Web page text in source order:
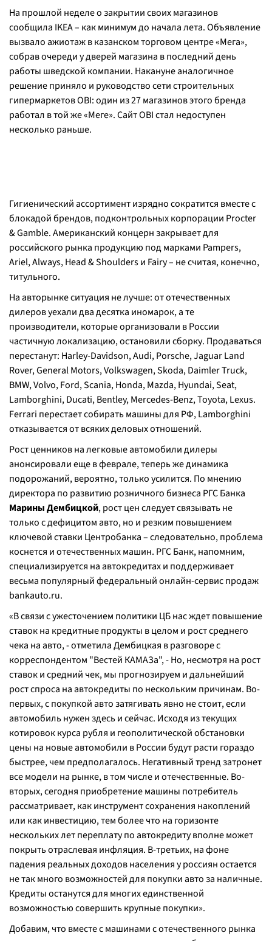
На прошлой неделе о закрытии своих магазинов
сообщила IKEA – как минимум до начала лета. Объявление
вызвало ажиотаж в казанском торговом центре «Мега»,
собрав очереди у дверей магазина в последний день
работы шведской компании. Накануне аналогичное
решение приняло и руководство сети строительных
гипермаркетов OBI: один из 27 магазинов этого бренда
работал в той же «Меге». Сайт OBI стал недоступен
несколько раньше.
Гигиенический ассортимент изрядно сократится вместе с
блокадой брендов, подконтрольных корпорации Procter
& Gamble. Американский концерн закрывает для
российского рынка продукцию под марками Pampers,
Ariel, Always, Head & Shoulders и Fairy – не считая, конечно,
титульного.
На авторынке ситуация не лучше: от отечественных
дилеров уехали два десятка иномарок, а те
производители, которые организовали в России
частичную локализацию, остановили сборку. Продаваться
перестанут: Harley-Davidson, Audi, Porsche, Jaguar Land
Rover, General Motors, Volkswagen, Skoda, Daimler Truck,
BMW, Volvo, Ford, Scania, Honda, Mazda, Hyundai, Seat,
Lamborghini, Ducati, Bentley, Mercedes-Benz, Toyota, Lexus.
Ferrari перестает собирать машины для РФ, Lamborghini
отказывается от всяких деловых отношений.
Рост ценников на легковые автомобили дилеры
анонсировали еще в феврале, теперь же динамика
подорожаний, вероятно, только усилится. По мнению
директора по развитию розничного бизнеса РГС Банка
Марины Дембицкой, рост цен следует связывать не
только с дефицитом авто, но и резким повышением
ключевой ставки Центробанка – следовательно, проблема
коснется и отечественных машин. РГС Банк, напомним,
специализируется на автокредитах и поддерживает
весьма популярный федеральный онлайн-сервис продаж
bankauto.ru.
«В связи с ужесточением политики ЦБ нас ждет повышение
ставок на кредитные продукты в целом и рост среднего
чека на авто, - отметила Дембицкая в разговоре с
корреспондентом "Вестей КАМАЗа", - Но, несмотря на рост
ставок и средний чек, мы прогнозируем и дальнейший
рост спроса на автокредиты по нескольким причинам. Во-
первых, с покупкой авто затягивать явно не стоит, если
автомобиль нужен здесь и сейчас. Исходя из текущих
котировок курса рубля и геополитической обстановки
цены на новые автомобили в России будут расти гораздо
быстрее, чем предполагалось. Негативный тренд затронет
все модели на рынке, в том числе и отечественные. Во-
вторых, сегодня приобретение машины потребитель
рассматривает, как инструмент сохранения накоплений
или как инвестицию, тем более что на горизонте
нескольких лет переплату по автокредиту вполне может
покрыть отраслевая инфляция. В-третьих, на фоне
падения реальных доходов населения у россиян остается
не так много возможностей для покупки авто за наличные.
Кредиты останутся для многих единственной
возможностью совершить крупные покупки».
Добавим, что вместе с машинами с отечественного рынка